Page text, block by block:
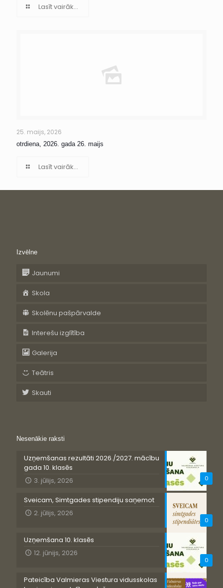
Lasīt vairāk...
25. maijs, 2026
otrdiena, 2026. gada 26. maijs
Lasīt vairāk...
Izvēlne
Jaunumi
Skola
Skolēnu pašpārvalde
Interešu izglītība
Galerija
Teātris
Skauti
Nesenākie raksti
0
Uzņemšanas rezultāti 2026./2027. mācību
gada 10. klasēs
3. jūlijs, 2026
0
Sveicam, Simtgades stipendiju saņemot
2. jūlijs, 2026
0
Uzņemšana 10. klasēs
12. jūnijs, 2026
Pateicība Valmieras Viestura vidusskolas